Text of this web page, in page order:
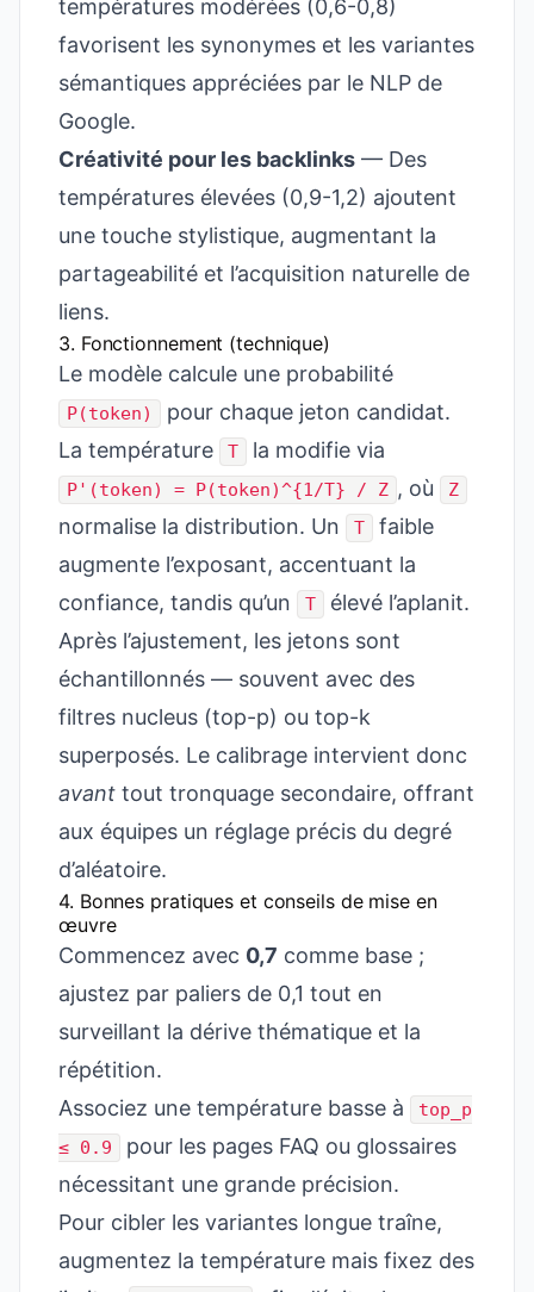
températures modérées (0,6-0,8)
favorisent les synonymes et les variantes
sémantiques appréciées par le NLP de
Google.
Créativité pour les backlinks — Des
températures élevées (0,9-1,2) ajoutent
une touche stylistique, augmentant la
partageabilité et l’acquisition naturelle de
liens.
3. Fonctionnement (technique)
Le modèle calcule une probabilité
P(token)
pour chaque jeton candidat.
La température
T la modifie via
P'(token) = P(token)^{1/T} / Z , où Z
normalise la distribution. Un T
faible
augmente l’exposant, accentuant la
confiance, tandis qu’un
T
élevé l’aplanit.
Après l’ajustement, les jetons sont
échantillonnés — souvent avec des
filtres nucleus (top-p) ou top-k
superposés. Le calibrage intervient donc
avant tout tronquage secondaire, offrant
aux équipes un réglage précis du degré
d’aléatoire.
4. Bonnes pratiques et conseils de mise en
œuvre
Commencez avec 0,7 comme base ;
ajustez par paliers de 0,1 tout en
surveillant la dérive thématique et la
répétition.
Associez une température basse à
top_p
≤ 0.9
pour les pages FAQ ou glossaires
nécessitant une grande précision.
Pour cibler les variantes longue traîne,
augmentez la température mais fixez des